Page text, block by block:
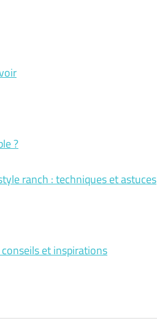
?
ranch : techniques et astuces
et inspirations